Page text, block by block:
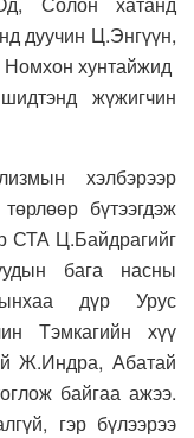
дуучин Ц.Энгүүн,
хунтайжид
жүжигчин
хэлбэрээр
бүтээгдэж
СТА Ц.Байдрагийг
бага насны
дүр Урус
Тэмкагийн хүү
Ж.Индра, Абатай
байгаа ажээ.
гэр бүлээрээ